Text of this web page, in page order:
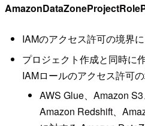
IAMのアクセス許可の境界
プロジェクト作成と同時に
IAMロールのアクセス許可
AWS Glue、Amazon S3
Amazon Redshift、